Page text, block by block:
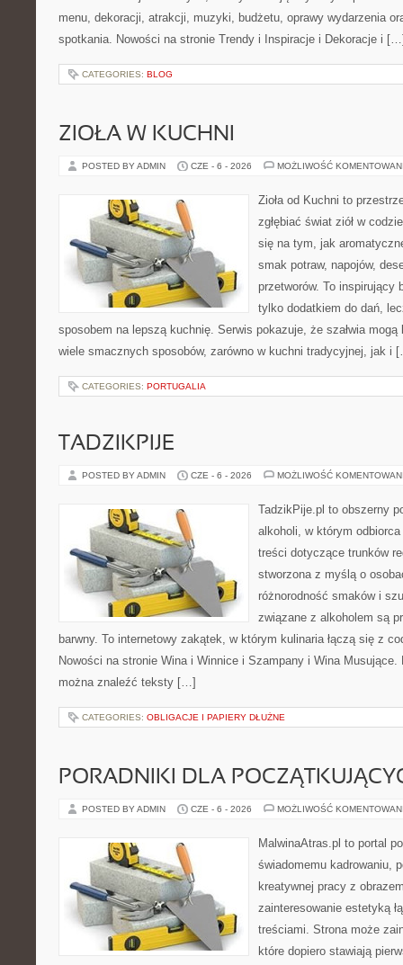
menu, dekoracji, atrakcji, muzyki, budżetu, oprawy wydarzenia
spotkania. Nowości na stronie Trendy i Inspiracje i Dekoracje i
CATEGORIES: BLOG
ZIOŁA W KUCHNI
POSTED BY ADMIN CZE - 6 - 2026 MOŻLIWOŚĆ
Zioła od Kuchni to
zgłębiać świat ziół w
się na tym, jak
smak potraw, napojów,
przetworów. To inspirujący
tylko dodatkiem do dań,
sposobem na lepszą kuchnię. Serwis pokazuje, że szałwia
wiele smacznych sposobów, zarówno w kuchni tradycyjnej, jak i
CATEGORIES: PORTUGALIA
TADZIKPIJE
POSTED BY ADMIN CZE - 6 - 2026 MOŻLIWOŚĆ
TadzikPije.pl to obszerny
alkoholi, w którym
treści dotyczące trunków
stworzona z myślą o
różnorodność smaków i
związane z alkoholem są
barwny. To internetowy zakątek, w którym kulinaria łączą się z
Nowości na stronie Wina i Winnice i Szampany i Wina Musujące.
można znaleźć teksty […]
CATEGORIES: OBLIGACJE I PAPIERY DŁUŻNE
PORADNIKI DLA
POSTED BY ADMIN CZE - 6 - 2026 MOŻLIWOŚĆ
MalwinaAtras.pl to portal
świadomemu kadrowaniu,
kreatywnej pracy z
zainteresowanie estetyką
treściami. Strona może
które dopiero stawiają